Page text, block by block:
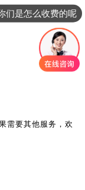
需要其他服务，欢
们是怎么收费的呢